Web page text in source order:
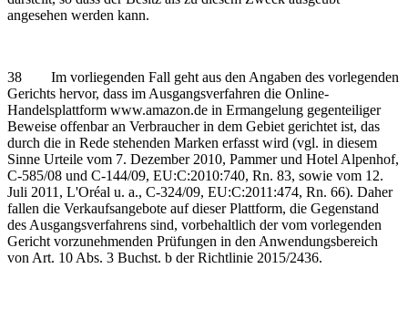
angesehen werden kann.
38 Im vorliegenden Fall geht aus den Angaben des vorlegenden
Gerichts hervor, dass im Ausgangsverfahren die Online-
Handelsplattform www.amazon.de in Ermangelung gegenteiliger
Beweise offenbar an Verbraucher in dem Gebiet gerichtet ist, das
durch die in Rede stehenden Marken erfasst wird (vgl. in diesem
Sinne Urteile vom 7. Dezember 2010, Pammer und Hotel Alpenhof,
C‑585/08 und C‑144/09, EU:C:2010:740, Rn. 83, sowie vom 12.
Juli 2011, L'Oréal u. a., C‑324/09, EU:C:2011:474, Rn. 66). Daher
fallen die Verkaufsangebote auf dieser Plattform, die Gegenstand
des Ausgangsverfahrens sind, vorbehaltlich der vom vorlegenden
Gericht vorzunehmenden Prüfungen in den Anwendungsbereich
von Art. 10 Abs. 3 Buchst. b der Richtlinie 2015/2436.